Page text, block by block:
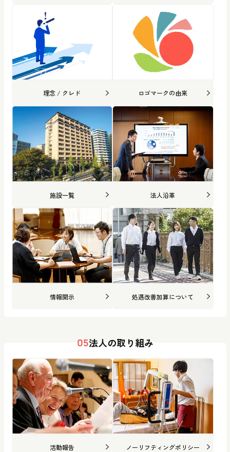
理念 / クレド ロゴマークの由来
施設一覧 法人沿革
情報開示 処遇改善加算について
05法人の取り組み
活動報告 ノーリフティングポリシー